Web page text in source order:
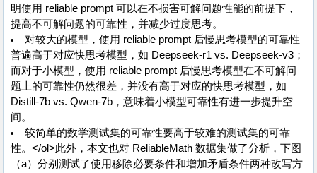
明使用 reliable prompt 可以在不损害可解问题性能的前提下，
提高不可解问题的可靠性，并减少过度思考。
对较大的模型，使用 reliable prompt 后慢思考模型的可靠性
普遍高于对应快思考模型，如 Deepseek-r1 vs. Deepseek-v3；
而对于小模型，使用 reliable prompt 后慢思考模型在不可解问
题上的可靠性仍然很差，并没有高于对应的快思考模型，如
Distill-7b vs. Qwen-7b，意味着小模型可靠性有进一步提升空
间。
较简单的数学测试集的可靠性要高于较难的测试集的可靠
性。</ol>此外，本文也对 ReliableMath 数据集做了分析，下图
（a）分别测试了使用移除必要条件和增加矛盾条件两种改写方